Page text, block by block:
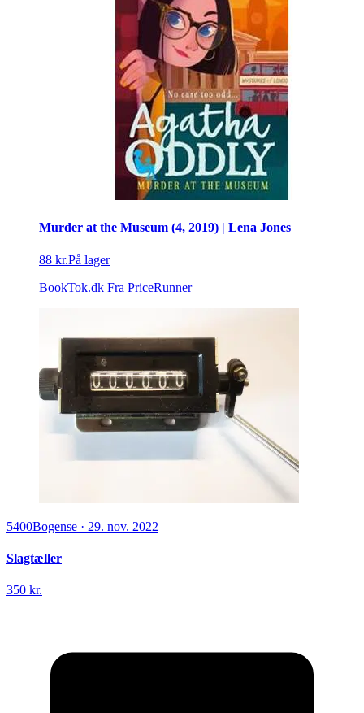
Murder at the Museum (4, 2019) | Lena Jones
88 kr.På lager
BookTok.dk Fra PriceRunner
5400Bogense · 29. nov. 2022
Slagtæller
350 kr.